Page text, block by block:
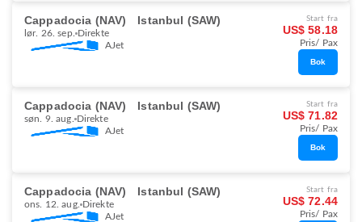
Cappadocia (NAV) Istanbul (SAW)
lør. 26. sep. Direkte
AJet
Start fra
US$ 58.18
Pris/ Pax
Bok
Cappadocia (NAV) Istanbul (SAW)
søn. 9. aug. Direkte
AJet
Start fra
US$ 71.82
Pris/ Pax
Bok
Cappadocia (NAV) Istanbul (SAW)
ons. 12. aug. Direkte
AJet
Start fra
US$ 72.44
Pris/ Pax